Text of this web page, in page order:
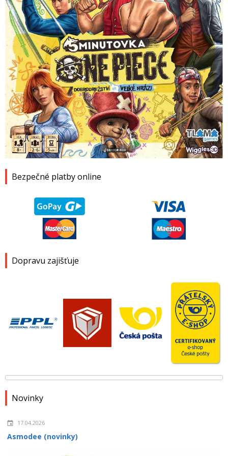
Bezpečné platby online
Dopravu zajišťuje
Novinky
17.04.2026
Asmodee (novinky)